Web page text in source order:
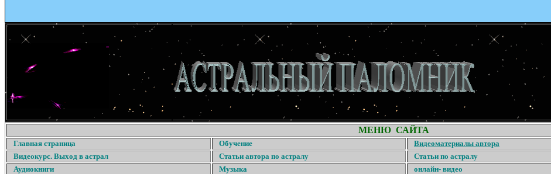
МЕНЮ САЙТА
Главная страница Обучение Видеоматериалы автора
Видеокурс. Выход в астрал
Статьи автора по астралу Статьи по астралу
Аудиокниги
Музыка онлайн- видео